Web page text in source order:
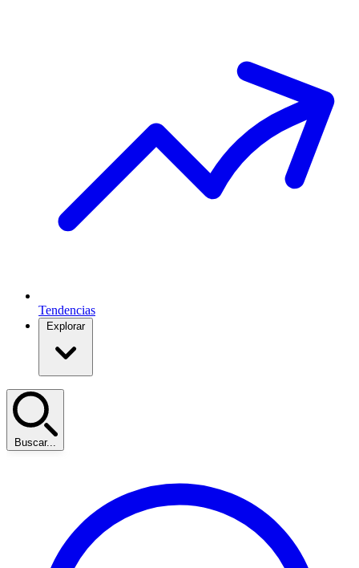
Tendencias
Explorar
Buscar...